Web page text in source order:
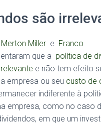
são
Merton Miller e Franco
que a política de
e não tem efeito
empresa ou seu custo de
indiferente à
empresa, como no caso
em que um